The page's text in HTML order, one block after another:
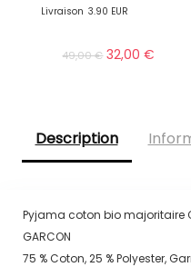
Livraison 3.90 EUR
49,00€ 32,00€
Description
Pyjama coton bio majoritaire
GARCON
75 % Coton, 25 % Polyester,